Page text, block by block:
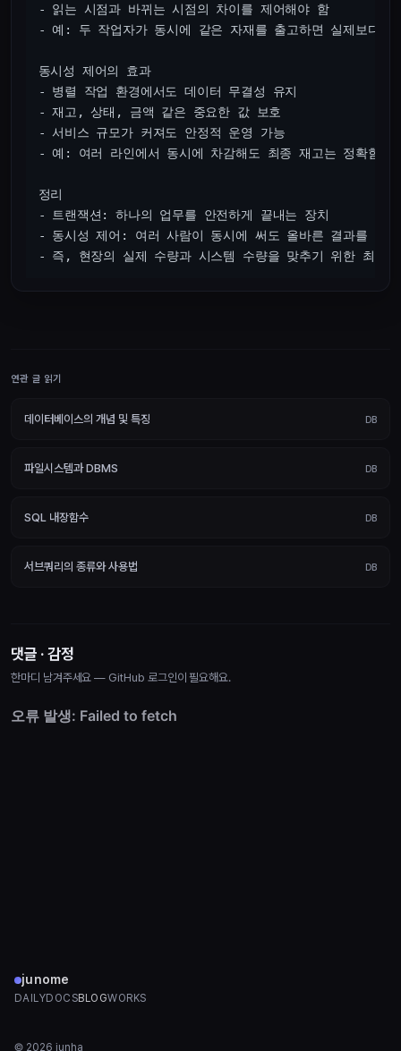
- 읽는 시점과 바뀌는 시점의 차이를 제어해야 함
- 예: 두 작업자가 동시에 같은 자재를 출고하면 실제보다
동시성 제어의 효과
- 병렬 작업 환경에서도 데이터 무결성 유지
- 재고, 상태, 금액 같은 중요한 값 보호
- 서비스 규모가 커져도 안정적 운영 가능
- 예: 여러 라인에서 동시에 차감해도 최종 재고는 정확함
정리
- 트랜잭션: 하나의 업무를 안전하게 끝내는 장치
- 동시성 제어: 여러 사람이 동시에 써도 올바른 결과를 보장
연관 글 읽기
데이터베이스의 개념 및 특징 DB
파일시스템과 DBMS DB
SQL 내장함수 DB
서브쿼리의 종류와 사용법 DB
댓글 · 감정
한마디 남겨주세요 — GitHub 로그인이 필요해요.
junome
DAILYDOCSBLOGWORKS
© 2026 junha